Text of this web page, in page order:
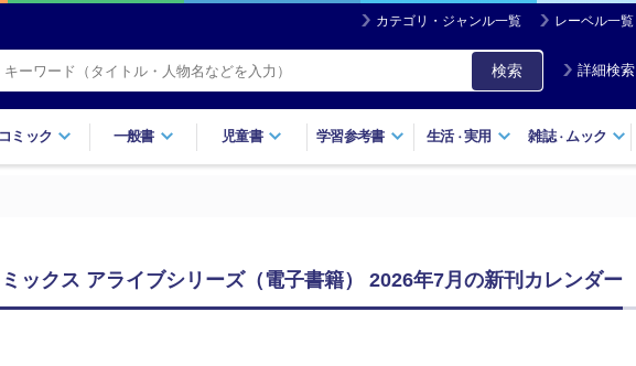
カテゴリ・ジャンル一覧 レーベル一覧
検索 詳細検索
コミック 一般書 児童書 学習参考書 生活・実用 雑誌・ ムック
ックス アライブシリーズ（電子書籍） 2026年7月の新刊カレンダー